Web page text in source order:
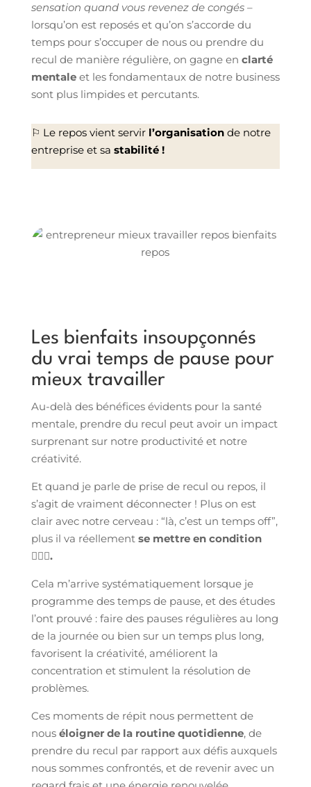
sensation quand vous revenez de congés –
lorsqu’on est reposés et qu’on s’accorde du
temps pour s’occuper de nous ou prendre du
recul de manière régulière, on gagne en clarté
mentaleet les fondamentaux de notre business
sont plus limpides et percutants.
⚐ Le repos vient servir l’organisation de notre
entreprise et sa stabilité !
Les bienfaits insoupçonnés
du vrai temps de pause pour
mieux travailler
Au-delà des bénéfices évidents pour la santé
mentale, prendre du recul peut avoir un impact
surprenant sur notre productivité et notre
créativité.
Et quand je parle de prise de recul ou repos, il
s’agit de vraiment déconnecter ! Plus on est
clair avec notre cerveau : “là, c’est un temps off”,
plus il va réellement se mettre en condition
🧘🏻‍♀️.
Cela m’arrive systématiquement lorsque je
programme des temps de pause, et des études
l’ont prouvé : faire des pauses régulières au long
de la journée ou bien sur un temps plus long,
favorisent la créativité, améliorent la
concentration et stimulent la résolution de
problèmes.
Ces moments de répit nous permettent de
nous éloigner de la routine quotidienne, de
prendre du recul par rapport aux défis auxquels
nous sommes confrontés, et de revenir avec un